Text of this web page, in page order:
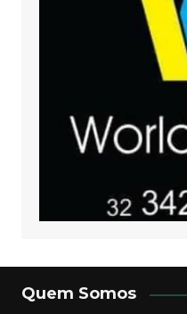
Quem Somos